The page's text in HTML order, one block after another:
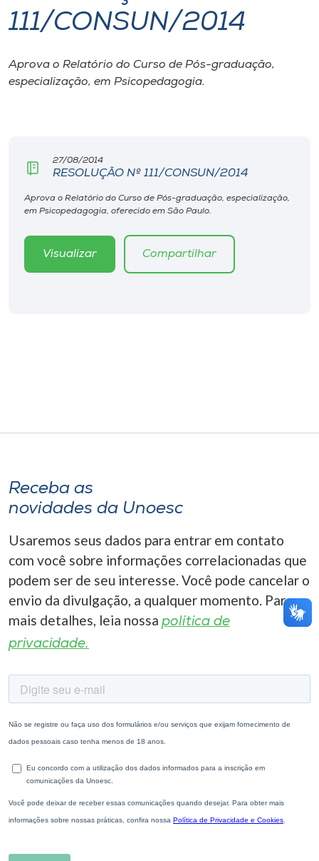
I.nova
Diplomados
CPA
Biblioteca
Editora
A-
111/CONSUN/2014
Aprova o Relatório do Curso de Pós-graduação,
especialização, em Psicopedagogia.
27/08/2014
RESOLUÇÃO Nº 111/CONSUN/2014
Aprova o Relatório do Curso de Pós-graduação, especialização,
em Psicopedagogia, oferecido em São Paulo.
Visualizar Compartilhar
Receba as
novidades da Unoesc
Usaremos seus dados para entrar em contato
com você sobre informações correlacionadas que
podem ser de seu interesse. Você pode cancelar o
envio da divulgação, a qualquer momento. Para
mais detalhes, leia nossa política de
privacidade.